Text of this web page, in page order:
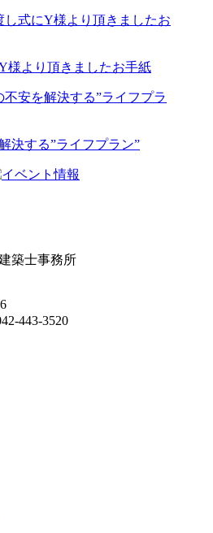
様より頂きましたお手紙
決する”ライフプラン”
築士事務所
443-3520